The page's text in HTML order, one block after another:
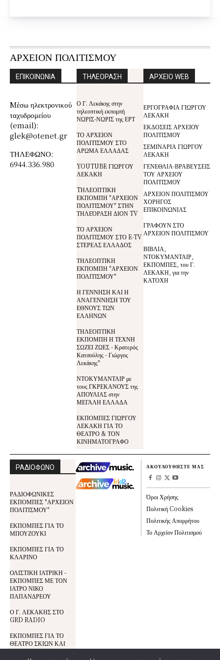
ΑΡΧΕΙΟΝ ΠΟΛΙΤΙΣΜΟΥ
ΕΠΙΚΟΙΝΩΝΙΑ
Mέσω ηλεκτρονικού
ταχυδρομείου
(email):
glek@otenet.gr
ΤΗΛΕΦΩΝΟ:
6944.336.980
ΤΗΛΕΟΡΑΣΗ
Ο Γ. Λεκάκης στην
τηλεοπτική εκπομπή
ΝΩΡΙΣ-ΝΩΡΙΣ της ΕΡΤ
ΤΟ ΑΡΧΕΙΟΝ
ΠΟΛΙΤΙΣΜΟΥ ΣΤΟ
ΑΡΩΜΑ ΕΛΛΑΔΑΣ
YOUTUBE ΓΙΩΡΓΟΥ
ΛΕΚΑΚΗ
TΗΛΕΟΠΤΙΚΗ
ΕΚΠΟΜΠΗ "ΑΡΧΕΙΟΝ
ΠΟΛΙΤΙΣΜΟΥ" ΣΤΗΝ
ΤΗΛΕΌΡΑΣΗ ΔΙΟΝ TV
ΤΟ ΑΡΧΕΙΟΝ
ΠΟΛΙΤΙΣΜΟΥ ΣΤΟ E-TV
ΣΤΕΡΕΑΣ ΕΛΛΑΔΟΣ
ΤΗΛΕΟΠΤΙΚΗ
ΕΚΠΟΜΠΗ "ΑΡΧΕΙΟΝ
ΠΟΛΙΤΙΣΜΟΥ"
Η ΓΕΝΝΗΣΗ ΚΑΙ Η
ΑΝΑΓΕΝΝΗΣΗ ΤΟΥ
ΕΘΝΟΥΣ ΤΩΝ
ΕΛΛΗΝΩΝ
ΤΗΛΕΟΠΤΙΚΗ
ΕΚΠΟΜΠΗ Η ΤΕΧΝΗ
ΣΩΖΕΙ ΖΩΕΣ - Κρατερός
Κατσούλης - Γιώργος
Λεκάκης"
ΝΤΟΚΥΜΑΝΤΑΙΡ με
τους ΓΚΡΕΚΑΝΟΥΣ της
ΑΠΟΥΛΙΑΣ στην
ΜΕΓΑΛΗ ΕΛΛΑΔΑ
ΕΚΠΟΜΠΕΣ ΓΙΩΡΓΟΥ
ΛΕΚΑΚΗ ΓΙΑ ΤΟ
ΘΕΑΤΡΟ & ΤΟΝ
ΚΙΝΗΜΑΤΟΓΡΑΦΟ
ΑΡΧΕΙΟ WEB
ΕΡΓΟΓΡΑΦΙΑ ΓΙΩΡΓΟΥ
ΛΕΚΑΚΗ
ΕΚΔΟΣΕΙΣ ΑΡΧΕΙΟΥ
ΠΟΛΙΤΙΣΜΟΥ
ΣΕΜΙΝΑΡΙΑ ΓΙΩΡΓΟΥ
ΛΕΚΑΚΗ
ΓΕΝΕΘΛΙΑ-ΒΡΑΒΕΥΣΕΙΣ
ΤΟΥ ΑΡΧΕΙΟΥ
ΠΟΛΙΤΙΣΜΟΥ
ΑΡΧΕΙΟΝ ΠΟΛΙΤΙΣΜΟΥ
ΧΟΡΗΓΟΣ
ΕΠΙΚΟΙΝΩΝΙΑΣ
ΓΡΑΦΟΥΝ ΣΤΟ
ΑΡΧΕΙΟΝ ΠΟΛΙΤΙΣΜΟΥ
ΒΙΒΛΙΑ,
ΝΤΟΚΥΜΑΝΤΑΙΡ,
ΕΚΠΟΜΠΕΣ, του Γ.
ΛΕΚΑΚΗ, για την
ΚΑΤΟΧΗ
ΡΑΔΙΟΦΩΝΟ
ΡΑΔΙΟΦΩΝΙΚΕΣ
ΕΚΠΟΜΠΕΣ "ΑΡΧΕΙΟΝ
ΠΟΛΙΤΙΣΜΟΥ"
ΕΚΠΟΜΠΕΣ ΓΙΑ ΤΟ
ΜΠΟΥΖΟΥΚΙ
ΕΚΠΟΜΠΕΣ ΓΙΑ ΤΟ
ΚΛΑΡΙΝΟ
ΟΛΙΣΤΙΚΗ ΙΑΤΡΙΚΗ -
ΕΚΠΟΜΠΕΣ ΜΕ ΤΟΝ
ΙΑΤΡΟ ΝΙΚΟ
ΠΑΠΑΝΔΡΕΟΥ
Ο Γ. ΛΕΚΑΚΗΣ ΣΤΟ
GRD RADIO
ΕΚΠΟΜΠΕΣ ΓΙΑ ΤΟ
ΘΕΑΤΡΟ ΣΚΙΩΝ ΚΑΙ
ΤΟΝ ΚΑΡΑΓΚΙΟΖΗ
ΑΚΟΥΛΟΥΘΗΣΤΕ ΜΑΣ
Όροι Χρήσης
Πολιτική Cookies
Πολιτικής Απορρήτου
Το Αρχείον Πολιτισμού